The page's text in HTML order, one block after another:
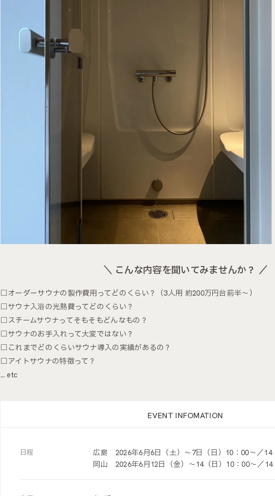
＼ こんな内容を聞いてみませんか？ ／
□オーダーサウナの製作費用ってどのくらい？（3人用 約200万円台前半～）
□サウナ入浴の光熱費ってどのくらい？
□スチームサウナってそもそもどんなもの？
□サウナのお手入れって大変ではない？
□これまでどのくらいサウナ導入の実績があるの？
□アイトサウナの特徴って？
… etc
EVENT INFOMATION
日程
広島 2026年6月6日（土）～7日（日）10：00～／14
岡山 2026年6月12日（金）～14（日）10：00～／14